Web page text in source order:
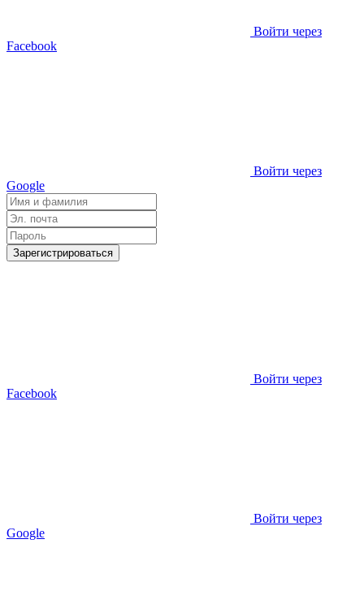
Войти через
Facebook
Войти через
Google
Зарегистрироваться
Войти через
Facebook
Войти через
Google